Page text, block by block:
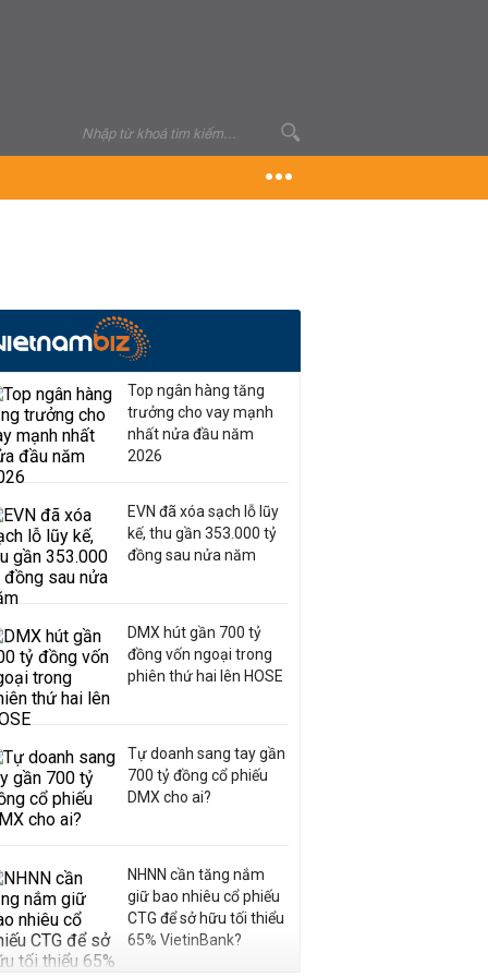
Top ngân hàng tăng
trưởng cho vay mạnh
nhất nửa đầu năm
2026
EVN đã xóa sạch lỗ lũy
kế, thu gần 353.000 tỷ
đồng sau nửa năm
DMX hút gần 700 tỷ
đồng vốn ngoại trong
phiên thứ hai lên HOSE
Tự doanh sang tay gần
700 tỷ đồng cổ phiếu
DMX cho ai?
NHNN cần tăng nắm
giữ bao nhiêu cổ phiếu
CTG để sở hữu tối thiểu
65% VietinBank?